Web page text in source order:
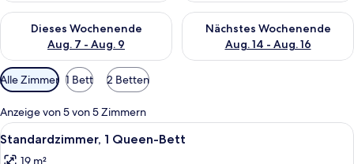
Dieses Wochenende
Aug. 7 - Aug. 9
Überprüfe die Verfügbarkeit für dieses Wochenende, Aug. 7
Nächstes Wochenende
Aug. 14 - Aug. 16
Überprüfe die Verfügbarkeit
Verfügbare
Filter
für
Zimmer
Alle Zimmer 1 Bett 2 Betten
Anzeige von 5 von 5 Zimmern
Alle
Fotos
Ein Hotelzimmer mit Bett,
9
Standardzimmer, 1 Queen-Bett
19 m²